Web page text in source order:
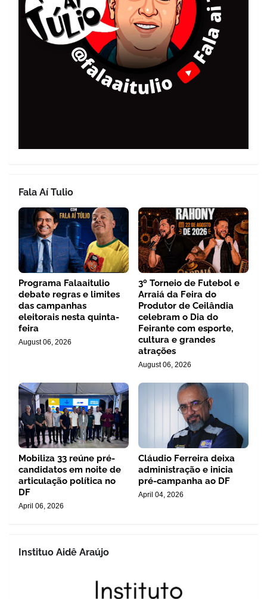
Fala Aí Tulio
Programa Falaaitulio
debate regras e limites
das campanhas
eleitorais nesta quinta-
feira
August 06, 2026
3º Torneio de Futebol e
Arraiá da Feira do
Produtor de Ceilândia
celebram o Dia do
Feirante com esporte,
cultura e grandes
atrações
August 06, 2026
Mobiliza 33 reúne pré-
candidatos em noite de
articulação política no
DF
April 06, 2026
Cláudio Ferreira deixa
administração e inicia
pré-campanha ao DF
April 04, 2026
Instituo Aidê Araújo